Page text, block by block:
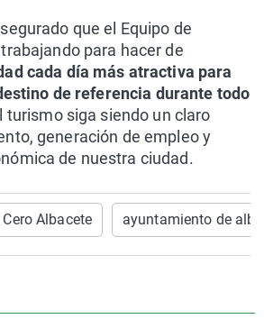
que el Equipo de
para hacer de
cada día más atractiva para
de referencia durante todo
turismo siga siendo un claro
generación de empleo y
de nuestra ciudad.
Cero Albacete ayuntamiento de